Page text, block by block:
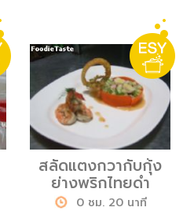
สลัดแตงกวากับกุ้ง
ย่างพริกไทยดำ
0 ชม. 20 นาที